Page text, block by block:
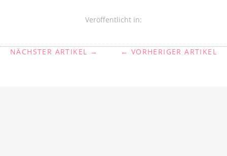
Veröffentlicht in:
NÄCHSTER ARTIKEL → ← VORHERIGER ARTIKEL